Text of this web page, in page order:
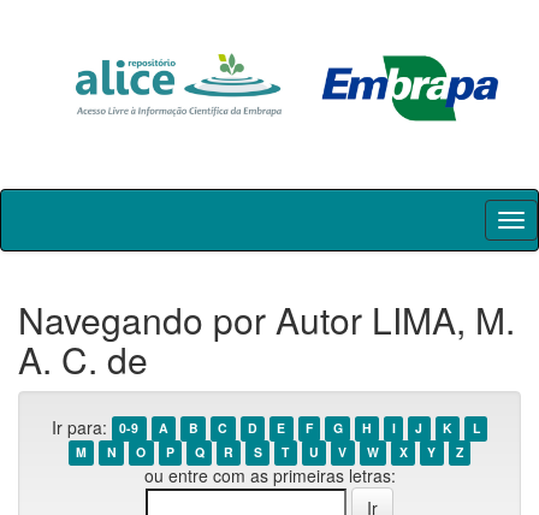
Skip
Navegando por Autor LIMA, M.
A. C. de
Ir para: 0-9 A B C D E F G H I J K
L
M
N O P Q R S T U V W X Y Z
ou entre com as primeiras letras: